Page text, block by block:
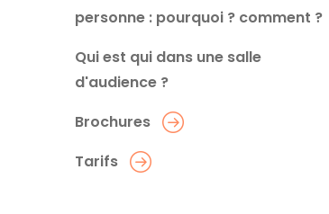
personne : pourquoi ? comment ?
Qui est qui dans une salle
d'audience ?
Brochures
Tarifs